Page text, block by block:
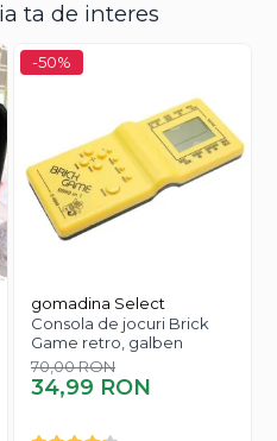
este accesoriul
confort și o potrivire
ta de interes
-50%
gomadina Select
Consola de jocuri Brick
Game retro, galben
70,00 RON
34,99 RON